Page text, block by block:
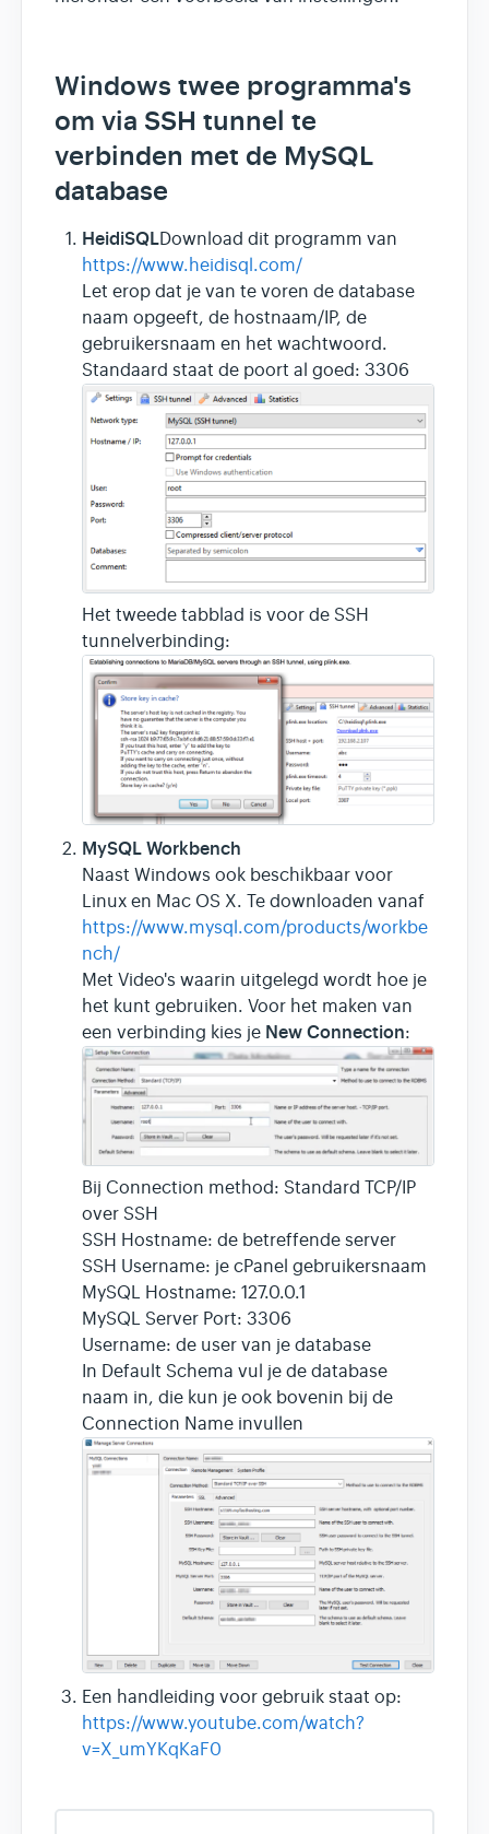
Windows twee programma's
om via SSH tunnel te
verbinden met de MySQL
database
HeidiSQLDownload dit programm van
https://www.heidisql.com/
Let erop dat je van te voren de database
naam opgeeft, de hostnaam/IP, de
gebruikersnaam en het wachtwoord.
Standaard staat de poort al goed: 3306
Het tweede tabblad is voor de SSH
tunnelverbinding:
MySQL Workbench
Naast Windows ook beschikbaar voor
Linux en Mac OS X. Te downloaden vanaf
https://www.mysql.com/products/workbe
nch/
Met Video's waarin uitgelegd wordt hoe je
het kunt gebruiken. Voor het maken van
een verbinding kies je New Connection:
Bij Connection method: Standard TCP/IP
over SSH
SSH Hostname: de betreffende server
SSH Username: je cPanel gebruikersnaam
MySQL Hostname: 127.0.0.1
MySQL Server Port: 3306
Username: de user van je database
In Default Schema vul je de database
naam in, die kun je ook bovenin bij de
Connection Name invullen
Een handleiding voor gebruik staat op:
https://www.youtube.com/watch?
v=X_umYKqKaF0